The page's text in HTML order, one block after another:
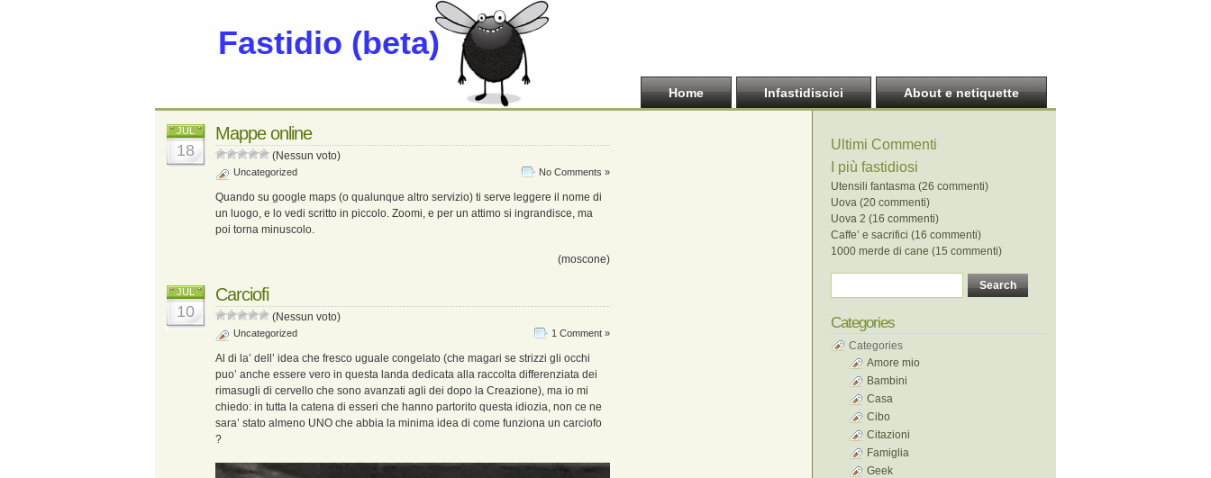
Fastidio (beta)
Home Infastidiscici About e netiquette
JUL
18
Mappe online
(Nessun voto)
Uncategorized No Comments »
Quando su google maps (o qualunque altro servizio) ti serve leggere il nome di
un luogo, e lo vedi scritto in piccolo. Zoomi, e per un attimo si ingrandisce, ma
poi torna minuscolo.
(moscone)
JUL
10
Carciofi
(Nessun voto)
Uncategorized 1 Comment »
Al di la’ dell’ idea che fresco uguale congelato (che magari se strizzi gli occhi
puo’ anche essere vero in questa landa dedicata alla raccolta differenziata dei
rimasugli di cervello che sono avanzati agli dei dopo la Creazione), ma io mi
chiedo: in tutta la catena di esseri che hanno partorito questa idiozia, non ce ne
sara’ stato almeno UNO che abbia la minima idea di come funziona un carciofo
?
Ultimi Commenti
I più fastidiosi
Utensili fantasma (26 commenti)
Uova (20 commenti)
Uova 2 (16 commenti)
Caffe’ e sacrifici (16 commenti)
1000 merde di cane (15 commenti)
Categories
Categories
Amore mio
Bambini
Casa
Cibo
Citazioni
Famiglia
Geek